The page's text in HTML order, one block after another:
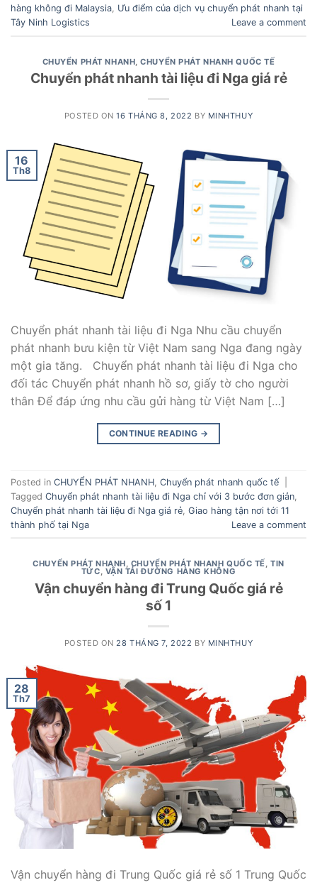
hàng không đi Malaysia Ưu điểm của dịch vụ chuyển phát nhanh tại
Tây Ninh Logistics
Leave a comment
CHUYỂN PHÁT NHANH ,CHUYỂN PHÁT NHANH QUỐC TẾ
Chuyển phát nhanh tài liệu đi Nga giá rẻ
POSTED ON16 THÁNG 8, 2022 BY MINHTHUY
16
Th8
Chuyển phát nhanh tài liệu đi Nga Nhu cầu chuyển
phát nhanh bưu kiện từ Việt Nam sang Nga đang ngày
một gia tăng. Chuyển phát nhanh tài liệu đi Nga cho
đối tác Chuyển phát nhanh hồ sơ, giấy tờ cho người
thân Để đáp ứng nhu cầu gửi hàng từ Việt Nam […]
CONTINUE READING →
Posted in CHUYỂN PHÁT NHANH Chuyển phát nhanh quốc tế
Tagged Chuyển phát nhanh tài liệu đi Nga chỉ với 3 bước đơn giản
Chuyển phát nhanh tài liệu đi Nga giá rẻ Giao hàng tận nơi tới 11
thành phố tại Nga
Leave a comment
CHUYỂN PHÁT NHANH, CHUYỂN PHÁT NHANH QUỐC TẾ,TIN
TỨC, VẬN TẢI ĐƯỜNG HÀNG KHÔNG
Vận chuyển hàng đi Trung Quốc giá rẻ
số 1
POSTED ON28 THÁNG 7, 2022 BY MINHTHUY
28
Th7
Vận chuyển hàng đi Trung Quốc giá rẻ số 1 Trung Quốc